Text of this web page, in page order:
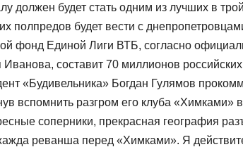
должен будет стать одним из лучших в
полпредов будет вести с
фонд Единой Лиги ВТБ, согласно
Иванова, составит 70 миллионов
«Будивельника» Богдан Гулямов
вспомнить разгром его клуба
соперники, прекрасная география
реванша перед «Химками». Я